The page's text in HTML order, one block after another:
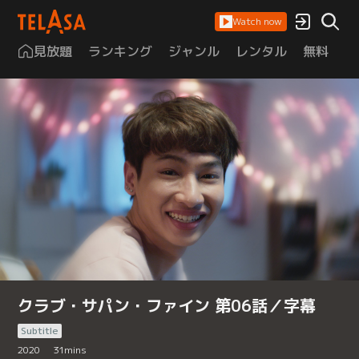
Watch now
見放題 ランキング ジャンル レンタル 無料
クラブ・サパン・ファイン 第06話／字幕
Subtitle
2020
31mins